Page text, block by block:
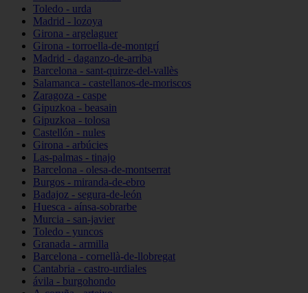
Toledo - urda
Madrid - lozoya
Girona - argelaguer
Girona - torroella-de-montgrí
Madrid - daganzo-de-arriba
Barcelona - sant-quirze-del-vallès
Salamanca - castellanos-de-moriscos
Zaragoza - caspe
Gipuzkoa - beasain
Gipuzkoa - tolosa
Castellón - nules
Girona - arbúcies
Las-palmas - tinajo
Barcelona - olesa-de-montserrat
Burgos - miranda-de-ebro
Badajoz - segura-de-león
Huesca - aínsa-sobrarbe
Murcia - san-javier
Toledo - yuncos
Granada - armilla
Barcelona - cornellà-de-llobregat
Cantabria - castro-urdiales
ávila - burgohondo